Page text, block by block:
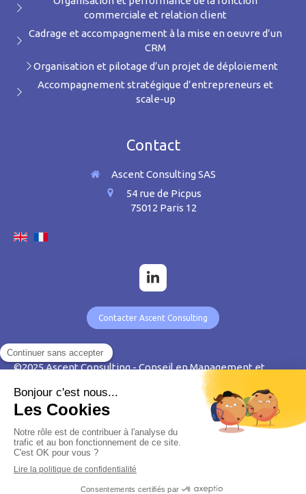
commerciale et relation client
Cadrage et accompagnement à la mise en oeuvre d’un
CRM
Organisation et pilotage d’un projet de déploiement
Accompagnement stratégique d’entrepreneurs et
scale-up
Contact
Ascent Consulting SAS
54 rue de Picpus
75012 Paris 12
Contacter Ascent Consulting
©2025 Ascent Consulting - Conseil en Management et
Plan du site
Mentions légales
Création et référencement du site par Simplébo